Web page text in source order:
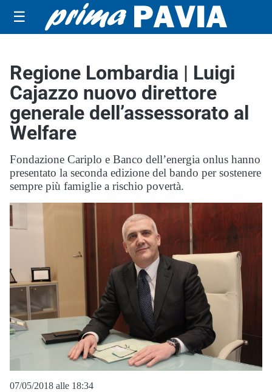
☰
Regione Lombardia | Luigi
Cajazzo nuovo direttore
generale dell’assessorato al
Welfare
Fondazione Cariplo e Banco dell’energia onlus hanno
presentato la seconda edizione del bando per sostenere
sempre più famiglie a rischio povertà.
07/05/2018 alle 18:34